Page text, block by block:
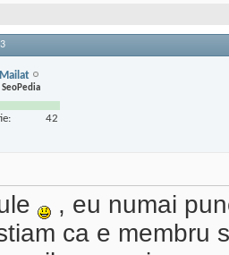
42
, eu numai
ca e membru